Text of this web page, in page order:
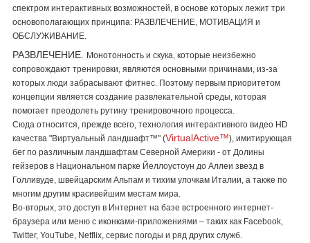
спектром интерактивных возможностей, в основе которых лежит три
основополагающих принципа: РАЗВЛЕЧЕНИЕ, МОТИВАЦИЯ и
ОБСЛУЖИВАНИЕ.
РАЗВЛЕЧЕНИЕ.
Монотонность и скука, которые неизбежно
сопровождают тренировки, являются основными причинами, из-за
которых люди забрасывают фитнес. Поэтому первым приоритетом
концепции является создание развлекательной среды, которая
помогает преодолеть рутину тренировочного процесса.
Сюда относится, прежде всего, технология интерактивного видео HD
качества "Виртуальный ландшафт™" (VirtualActive™), имитирующая
бег по различным ландшафтам Северной Америки - от Долины
гейзеров в Национальном парке Йеллоустоун до Аллеи звезд в
Голливуде, швейцарским Альпам и тихим улочкам Италии, а также по
многим другим красивейшим местам мира.
Во-вторых, это доступ в Интернет на базе встроенного интернет-
браузера или меню с иконками-приложениями – таких как Facebook,
Twitter, YouTube, Netflix, сервис погоды и ряд других служб.